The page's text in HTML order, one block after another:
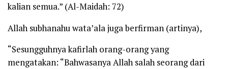
kalian semua.” (Al-Maidah: 72)
Allah subhanahu wata’alajuga berfirman (artinya),
“Sesungguhnya kafirlah orang-orang yang
mengatakan: “Bahwasanya Allah salah seorang dari